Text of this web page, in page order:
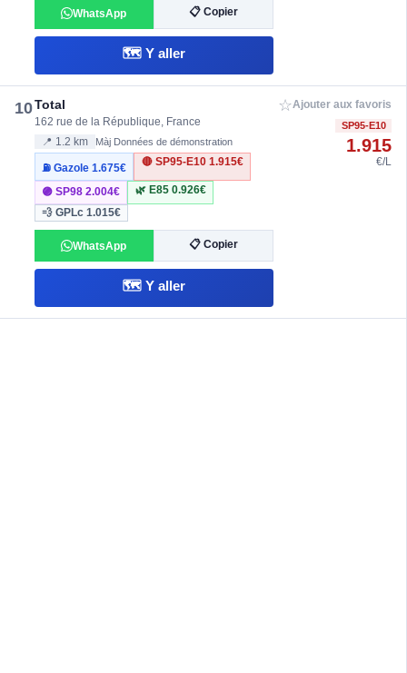
WhatsApp 📋 Copier
🗺️ Y aller
10Total
162 rue de la République, France
📍 1.2 km Màj Données de démonstration
⛽ Gazole1.675€
🔴 SP95-E10 1.915€
🟣 SP982.004€ 🌿 E85 0.926€
💨 GPLc1.015€
WhatsApp 📋 Copier
🗺️ Y aller
☆Ajouter aux favoris
SP95-E10
1.915
€/L